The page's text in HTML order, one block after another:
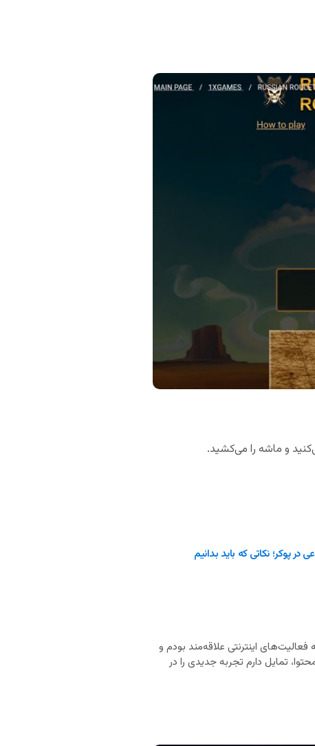
پوکر؛ نکاتی که باید بدانیم
زبان‌های انگلیسی، اسپانیایی و فرانسوی هستم. از ۲۰ سالگی به فعالیت‌های اینترنتی علاقه‌مند بودم و
تمایل دارم تجربه جدیدی را در